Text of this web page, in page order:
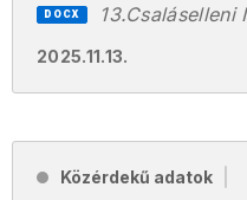
2025.11.13.
DOCX
Közérdekű adatok